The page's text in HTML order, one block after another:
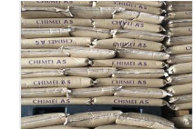
2225L